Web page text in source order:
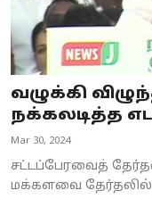
வழுக்கி
நக்கலடித்த
Mar 30, 2024
சட்டப்பேரவைத்
மக்களவை தேர்தலில்